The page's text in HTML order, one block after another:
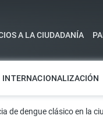
A LA CIUDADANÍA
INTERNACIONALIZACIÓN
de dengue clásico en la